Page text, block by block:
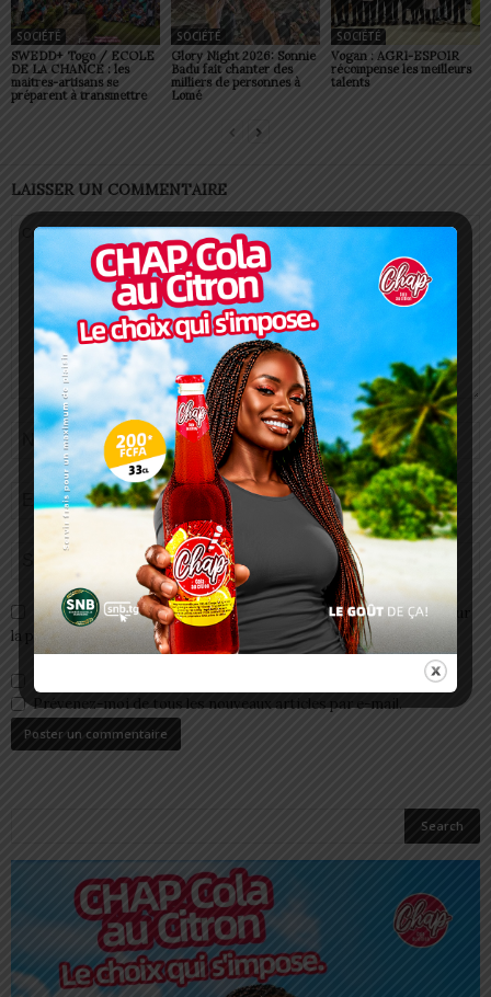
SOCIÉTÉ
SWEDD+ Togo / ECOLE
DE LA CHANCE : les
maitres-artisans se
préparent à transmettre
SOCIÉTÉ
Glory Night 2026: Sonnie
Badu fait chanter des
milliers de personnes à
Lomé
SOCIÉTÉ
Vogan : AGRI-ESPOIR
récompense les meilleurs
talents
LAISSER UN COMMENTAIRE
Enregistrer mon nom, email et site web dans ce navigateur pour
la prochaine fois que je commenterai.
Prévenez-moi de tous les nouveaux commentaires par e-mail.
Prévenez-moi de tous les nouveaux articles par e-mail.